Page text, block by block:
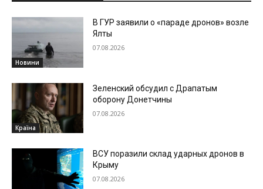
Новини
В ГУР заявили о «параде дронов» возле
Ялты
07.08.2026
Країна
Зеленский обсудил с Драпатым
оборону Донетчины
07.08.2026
ВСУ поразили склад ударных дронов в
Крыму
07.08.2026